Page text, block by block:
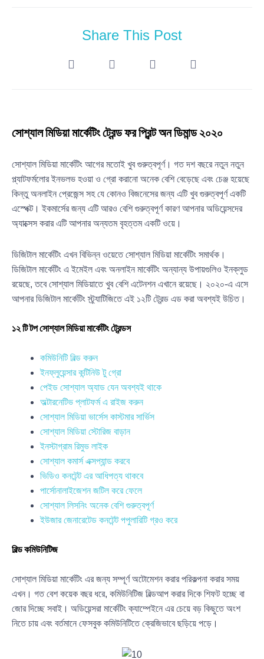
Share This Post
সোশ্যাল মিডিয়া মার্কেটিং ট্রেন্ড ফর প্রিন্ট অন ডিমান্ড ২০২০
সোশ্যাল মিডিয়া মার্কেটিং আগের মতোই খুব গুরুত্বপূর্ণ। গত দশ বছরে নতুন নতুন
প্ল্যাটফর্মলোর ইনভলভ হওয়া ও গ্রো করানো অনেক বেশি বেড়েছে এবং চেঞ্জ হয়েছে
কিন্তু অনলাইন প্রেজেন্স সহ যে কোনও বিজনেসের জন্য এটি খুব গুরুত্বপূর্ণ একটি
এস্পেক্ট। ইকমার্সের জন্য এটি আরও বেশি গুরুত্বপূর্ণ কারণ আপনার অডিয়েন্সদের
অ্যাক্সেস করার এটি আপনার অন্যতম বৃহত্তম একটি ওয়ে।
ডিজিটাল মার্কেটিং এখন বিভিন্ন ওয়েতে সোশ্যাল মিডিয়া মার্কেটিং সমার্থক।
ডিজিটাল মার্কেটিং এ ইমেইল এবং অনলাইন মার্কেটিং অন্যান্য উপায়গুলিও ইনক্লুড
রয়েছে, তবে সোশ্যাল মিডিয়াতে খুব বেশি এটেনশন এখানে রয়েছে। ২০২০-এ এসে
আপনার ডিজিটাল মার্কেটিং স্ট্র্যাটিজিতে এই ১২টি ট্রেন্ড এড করা অবশ্যই উচিত।
১২ টি টপ সোশ্যাল মিডিয়া মার্কেটিং ট্রেন্ডস
কমিউনিটি বিল্ড করুন
ইনফ্লুয়েন্সার কন্টিনিউ টু গ্রো
পেইড সোশ্যাল অ্যাড যেন অবশ্যই থাকে
অল্টারনেটিভ প্লাটফর্ম এ রাইজ করুন
সোশ্যাল মিডিয়া ভার্সেস কাস্টমার সার্ভিস
সোশ্যাল মিডিয়া স্টোরিজ বাড়ান
ইনস্টাগ্রাম রিমুভ লাইক
সোশ্যাল কমার্স এক্সপ্যান্ড করবে
ভিডিও কনটেন্ট এর আধিপত্য থাকবে
পার্সোনালাইজেশন জটিল করে ফেলে
সোশ্যাল লিসনিং অনেক বেশি গুরুত্বপূর্ণ
ইউজার জেনারেটেড কনটেন্ট পপুলারিটি গ্রও করে
বিল্ড কমিউনিটিজ
সোশ্যাল মিডিয়া মার্কেটিং এর জন্য সম্পূর্ণ অটোমেশন করার পরিকল্পনা করার সময়
এখন। গত বেশ কয়েক বছর ধরে, কমিউনিটিজ বিল্ডআপ করার দিকে শিফট হচ্ছে বা
জোর দিচ্ছে সবাই। অডিয়েন্সরা মার্কেটিং ক্যাম্পেইনে এর চেয়ে বড় কিছুতে অংশ
নিতে চায় এবং বর্তমানে ফেসবুক কমিউনিটিতে ক্রেজিভাবে ছড়িয়ে পড়ে।